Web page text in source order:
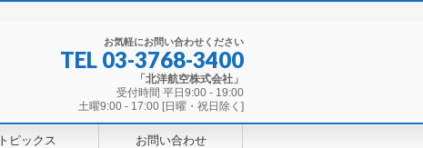
お気軽にお問い合わせください
TEL 03-3768-3400
「北洋航空株式会社」
受付時間 平日9:00 - 19:00
土曜9:00 - 17:00 [日曜・祝日除く]
トピックス お問い合わせ